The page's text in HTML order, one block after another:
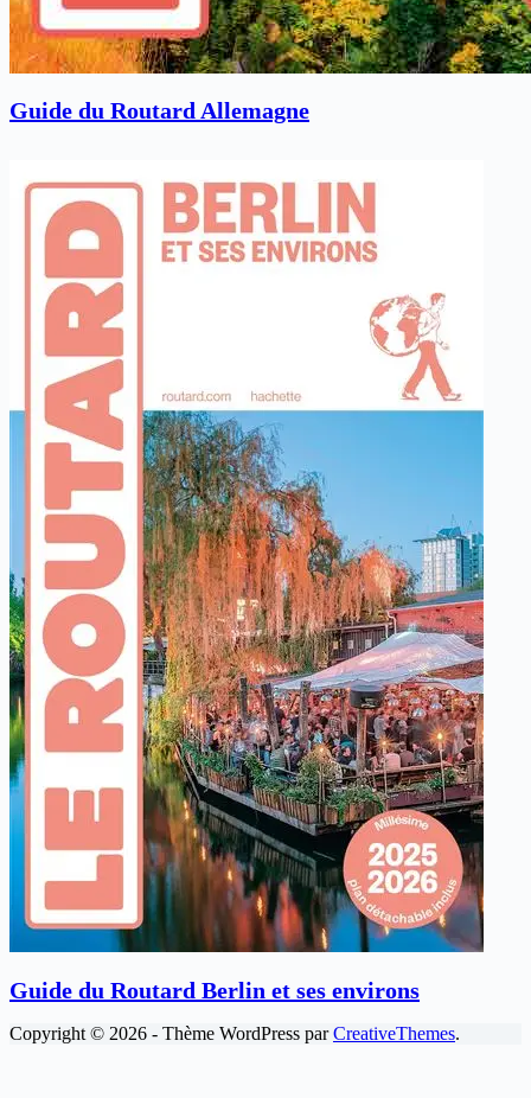
Guide du Routard Allemagne
Guide du Routard Berlin et ses environs
Copyright © 2026 - Thème WordPress parCreativeThemes.